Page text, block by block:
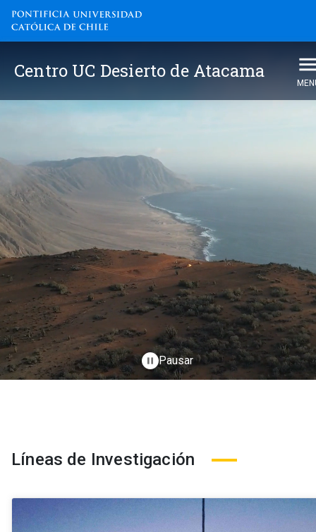
Centro UC Desierto de Atacama
Centro UC Desierto de
pause Pausar
Líneas de Investigación